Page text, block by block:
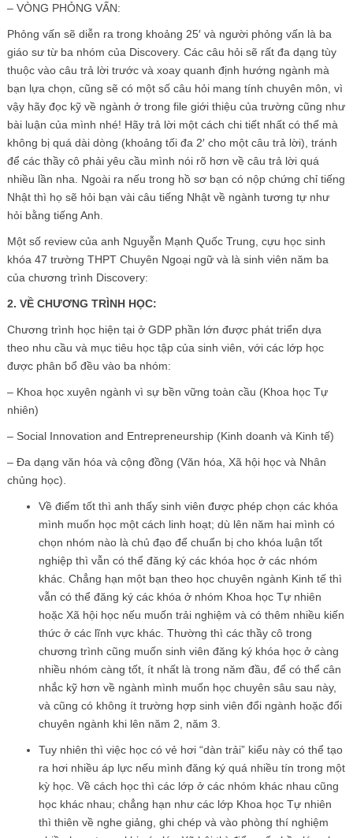
– VÒNG PHỎNG VẤN:
Phỏng vấn sẽ diễn ra trong khoảng 25′ và người phỏng vấn là ba
giáo sư từ ba nhóm của Discovery. Các câu hỏi sẽ rất đa dạng tùy
thuộc vào câu trả lời trước và xoay quanh định hướng ngành mà
bạn lựa chọn, cũng sẽ có một số câu hỏi mang tính chuyên môn, vì
vậy hãy đọc kỹ về ngành ở trong file giới thiệu của trường cũng như
bài luận của mình nhé! Hãy trả lời một cách chi tiết nhất có thể mà
không bị quá dài dòng (khoảng tối đa 2′ cho một câu trả lời), tránh
để các thầy cô phải yêu cầu mình nói rõ hơn về câu trả lời quá
nhiều lần nha. Ngoài ra nếu trong hồ sơ bạn có nộp chứng chỉ tiếng
Nhật thì họ sẽ hỏi bạn vài câu tiếng Nhật về ngành tương tự như
hỏi bằng tiếng Anh.
Một số review của anh Nguyễn Mạnh Quốc Trung, cựu học sinh
khóa 47 trường THPT Chuyên Ngoại ngữ và là sinh viên năm ba
của chương trình Discovery:
2. VỀ CHƯƠNG TRÌNH HỌC:
Chương trình học hiện tại ở GDP phần lớn được phát triển dựa
theo nhu cầu và mục tiêu học tập của sinh viên, với các lớp học
được phân bổ đều vào ba nhóm:
– Khoa học xuyên ngành vì sự bền vững toàn cầu (Khoa học Tự
nhiên)
– Social Innovation and Entrepreneurship (Kinh doanh và Kinh tế)
– Đa dạng văn hóa và cộng đồng (Văn hóa, Xã hội học và Nhân
chủng học).
Về điểm tốt thì anh thấy sinh viên được phép chọn các khóa
mình muốn học một cách linh hoạt; dù lên năm hai mình có
chọn nhóm nào là chủ đạo để chuẩn bị cho khóa luận tốt
nghiệp thì vẫn có thể đăng ký các khóa học ở các nhóm
khác. Chẳng hạn một bạn theo học chuyên ngành Kinh tế thì
vẫn có thể đăng ký các khóa ở nhóm Khoa học Tự nhiên
hoặc Xã hội học nếu muốn trải nghiệm và có thêm nhiều kiến
thức ở các lĩnh vực khác. Thường thì các thầy cô trong
chương trình cũng muốn sinh viên đăng ký khóa học ở càng
nhiều nhóm càng tốt, ít nhất là trong năm đầu, để có thể cân
nhắc kỹ hơn về ngành mình muốn học chuyên sâu sau này,
và cũng có không ít trường hợp sinh viên đổi ngành hoặc đổi
chuyên ngành khi lên năm 2, năm 3.
Tuy nhiên thì việc học có vẻ hơi “dàn trải” kiểu này có thể tạo
ra hơi nhiều áp lực nếu mình đăng ký quá nhiều tín trong một
kỳ học. Về cách học thì các lớp ở các nhóm khác nhau cũng
học khác nhau; chẳng hạn như các lớp Khoa học Tự nhiên
thì thiên về nghe giảng, ghi chép và vào phòng thí nghiệm